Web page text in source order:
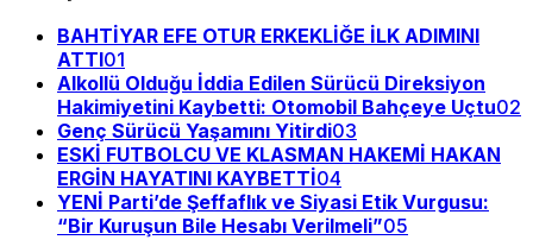
BAHTİYAR EFE OTUR ERKEKLİĞE İLK ADIMINI
ATTI01
Alkollü Olduğu İddia Edilen Sürücü Direksiyon
Hakimiyetini Kaybetti: Otomobil Bahçeye Uçtu02
Genç Sürücü Yaşamını Yitirdi03
ESKİ FUTBOLCU VE KLASMAN HAKEMİ HAKAN
ERGİN HAYATINI KAYBETTİ04
YENİ Parti’de Şeffaflık ve Siyasi Etik Vurgusu:
“Bir Kuruşun Bile Hesabı Verilmeli”05